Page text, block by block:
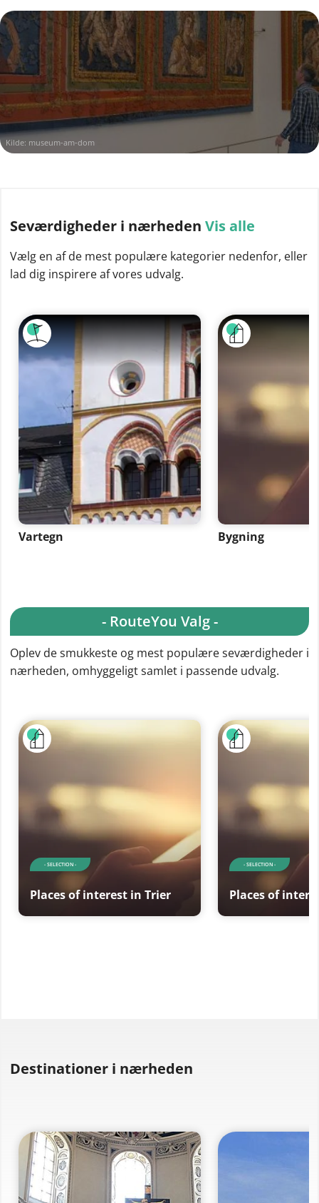
Kilde: museum-am-dom
Seværdigheder i nærheden Vis alle
Vælg en af de mest populære kategorier nedenfor, eller
lad dig inspirere af vores udvalg.
Vartegn Bygning
- RouteYou Valg -
Oplev de smukkeste og mest populære seværdigheder i
nærheden, omhyggeligt samlet i passende udvalg.
- SELECTION -
Places of interest in Trier
- SELECTION -
Places of
Destinationer i nærheden